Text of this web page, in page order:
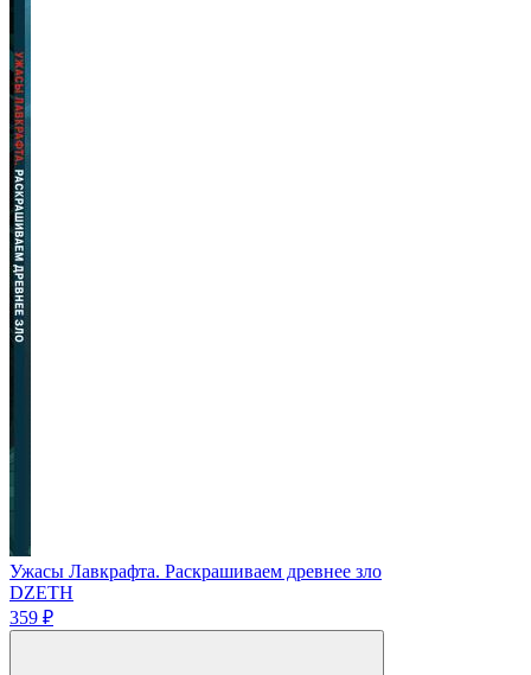
Ужасы Лавкрафта. Раскрашиваем древнее зло
DZETH
359 ₽